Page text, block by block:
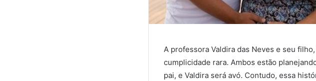
A professora Valdira das Neves e seu
cumplicidade rara. Ambos estão
pai, e Valdira será avó. Contudo, essa